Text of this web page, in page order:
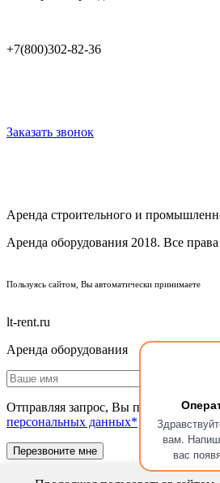
вам.
вас
+7(800)302-82-36
Заказать звонок
Аренда строительного и
Аренда оборудования 2018. Все
Пользуясь сайтом, Вы автоматически принимаете
lt-rent.ru
Аренда оборудования
Отправляя запрос, Вы подтверждаете
персональных данных*